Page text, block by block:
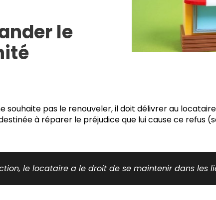
le
souhaite pas le renouveler, il doit délivrer au
à réparer le préjudice que lui cause ce refus
le locataire a le droit de se maintenir dans les